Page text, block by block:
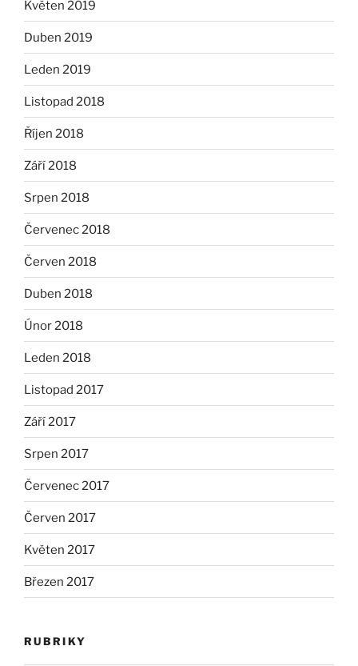
Květen 2019
Duben 2019
Leden 2019
Listopad 2018
Říjen 2018
Září 2018
Srpen 2018
Červenec 2018
Červen 2018
Duben 2018
Únor 2018
Leden 2018
Listopad 2017
Září 2017
Srpen 2017
Červenec 2017
Červen 2017
Květen 2017
Březen 2017
RUBRIKY